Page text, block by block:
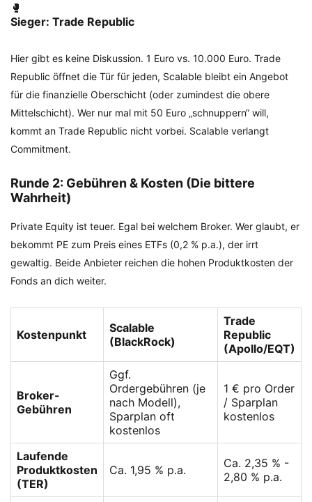
🥊
Sieger: Trade Republic
Hier gibt es keine Diskussion. 1 Euro vs. 10.000 Euro. Trade
Republic öffnet die Tür für jeden, Scalable bleibt ein Angebot
für die finanzielle Oberschicht (oder zumindest die obere
Mittelschicht). Wer nur mal mit 50 Euro „schnuppern“ will,
kommt an Trade Republic nicht vorbei. Scalable verlangt
Commitment.
Runde 2: Gebühren & Kosten (Die bittere
Wahrheit)
Private Equity ist teuer. Egal bei welchem Broker. Wer glaubt, er
bekommt PE zum Preis eines ETFs (0,2 % p.a.), der irrt
gewaltig. Beide Anbieter reichen die hohen Produktkosten der
Fonds an dich weiter.
Kostenpunkt
Scalable
(BlackRock)
Trade
Republic
(Apollo/EQT)
Broker-
Gebühren
Ggf.
Ordergebühren (je
nach Modell),
Sparplan oft
kostenlos
1 € pro Order
/ Sparplan
kostenlos
Laufende
Produktkosten
(TER)
Ca. 1,95 % p.a.
Ca. 2,35 % -
2,80 % p.a.